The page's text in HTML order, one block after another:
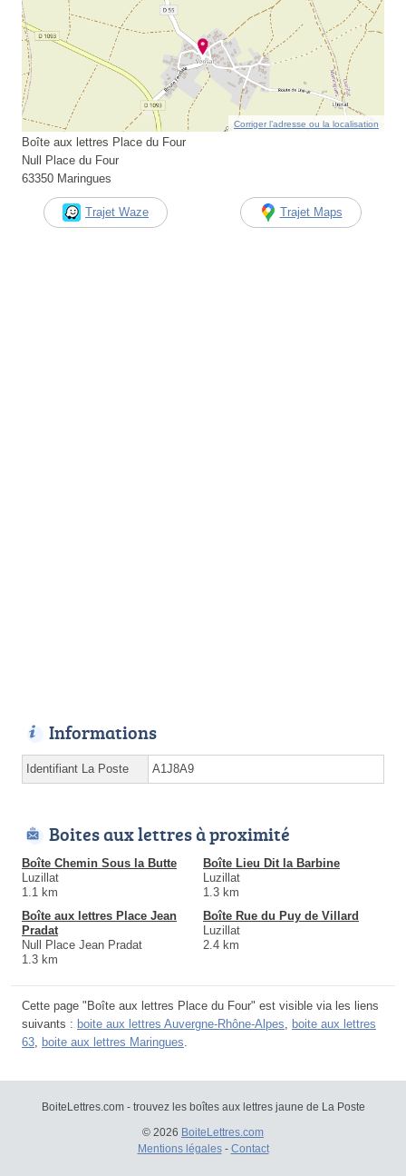
Corriger l’adresse ou la localisation
Boîte aux lettres Place du Four
Null Place du Four
63350 Maringues
Trajet Waze Trajet Maps
Informations
Identifiant La Poste A1J8A9
Boites aux lettres à proximité
Boîte Chemin Sous la Butte
Luzillat
1.1 km
Boîte Lieu Dit la Barbine
Luzillat
1.3 km
Boîte aux lettres Place Jean
Pradat
Null Place Jean Pradat
1.3 km
Boîte Rue du Puy de Villard
Luzillat
2.4 km
Cette page "Boîte aux lettres Place du Four" est visible via les liens
suivants : boite aux lettres Auvergne-Rhône-Alpes
boite aux lettres
63 boite aux lettres Maringues
BoiteLettres.com - trouvez les boîtes aux lettres jaune de La Poste
© 2026 BoiteLettres.com
Mentions légales- Contact